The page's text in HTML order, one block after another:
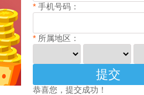
*手机号码：
*所属地区：
恭喜您，提交成功！